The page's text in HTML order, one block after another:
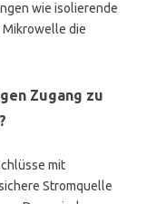
wie isolierende
Mikrowelle die
Zugang zu
mit
Stromquelle